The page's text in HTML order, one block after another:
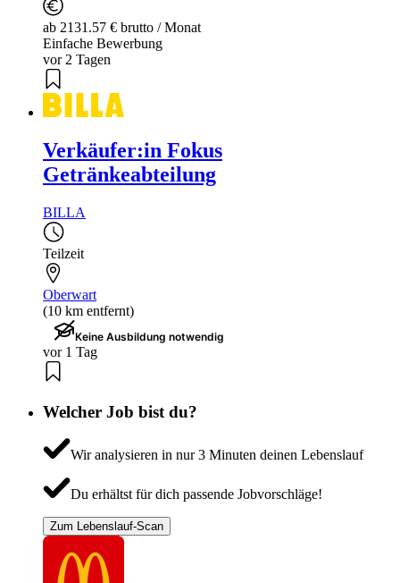
ab 2131.57 € brutto / Monat
Einfache Bewerbung
vor 2 Tagen
Verkäufer:in Fokus
Getränkeabteilung
BILLA
Teilzeit
Oberwart
(10 km entfernt)
Keine Ausbildung notwendig
vor 1 Tag
Welcher Job bist du?
Wir analysieren in nur 3 Minuten deinen Lebenslauf
Du erhältst für dich passende Jobvorschläge!
Zum Lebenslauf-Scan